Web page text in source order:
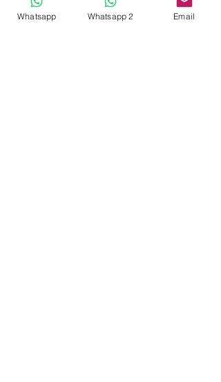
Whatsapp Whatsapp 2 Email